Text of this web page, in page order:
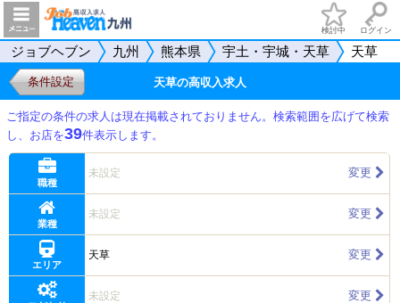
検討中 ログイン
ジョブヘブン 九州 熊本県 宇土・宇城・天草 天草
条件設定 天草の高収入求人
ご指定の条件の求人は現在掲載されておりません。検索範囲を広げて検索
し、お店を39件表示します。
職種
未設定 変更
業種
未設定 変更
エリア
天草 変更
未設定 変更